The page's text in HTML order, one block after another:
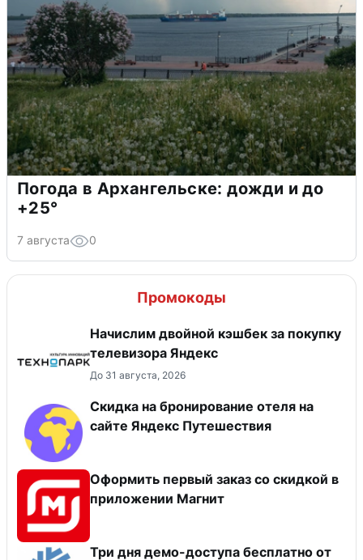
Погода в Архангельске: дожди и до
+25°
7 августа 0
Промокоды
Начислим двойной кэшбек за покупку
телевизора Яндекс
До 31 августа, 2026
Скидка на бронирование отеля на
сайте Яндекс Путешествия
Оформить первый заказ со скидкой в
приложении Магнит
Три дня демо-доступа бесплатно от